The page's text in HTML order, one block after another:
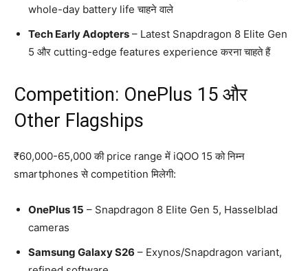
whole-day battery life चाहने वाले
Tech Early Adopters – Latest Snapdragon 8 Elite Gen
5 और cutting-edge features experience करना चाहते हैं
Competition: OnePlus 15 और
Other Flagships
₹60,000-65,000 की price range में iQOO 15 को निम्न
smartphones से competition मिलेगी:
OnePlus 15 – Snapdragon 8 Elite Gen 5, Hasselblad
cameras
Samsung Galaxy S26 – Exynos/Snapdragon variant,